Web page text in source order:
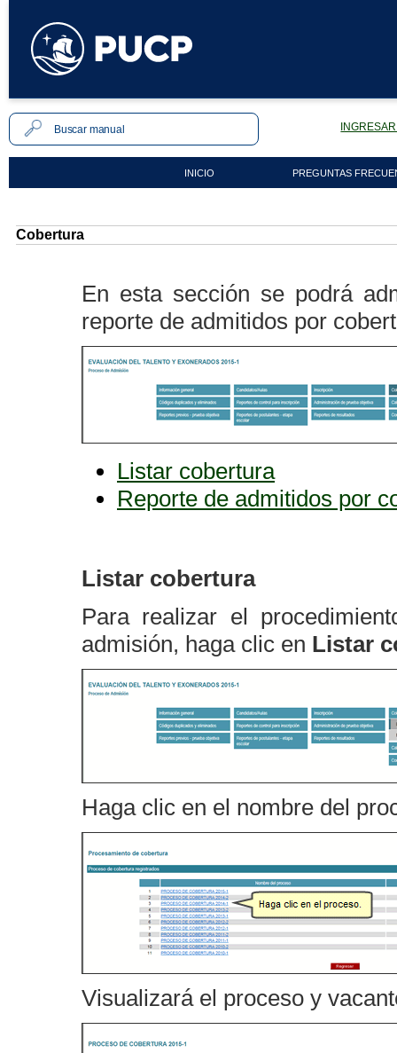
INICIO PREGUNTAS
Cobertura
En esta sección se podrá
reporte de admitidos por
Listar cobertura
Reporte de admitidos por
Listar cobertura
Para realizar el
admisión, haga clic en Listar
Haga clic en el nombre del
Visualizará el proceso y